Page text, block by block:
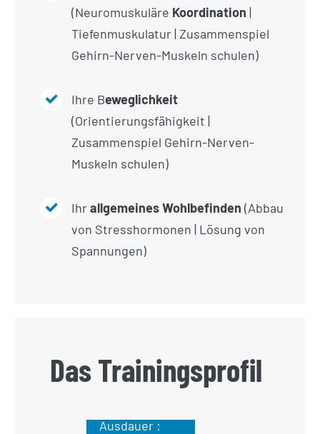
(Neuromuskuläre Koordination |
Tiefenmuskulatur | Zusammenspiel
Gehirn-Nerven-Muskeln schulen)
Ihre Beweglichkeit
(Orientierungsfähigkeit |
Zusammenspiel Gehirn-Nerven-
Muskeln schulen)
Ihrallgemeines Wohlbefinden (Abbau
von Stresshormonen | Lösung von
Spannungen)
Das Trainingsprofil
Ausdauer :